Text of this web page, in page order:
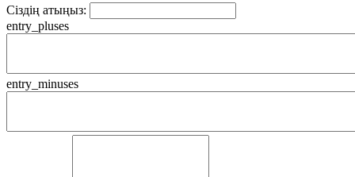
Сіздің атыңыз:
entry_pluses
entry_minuses